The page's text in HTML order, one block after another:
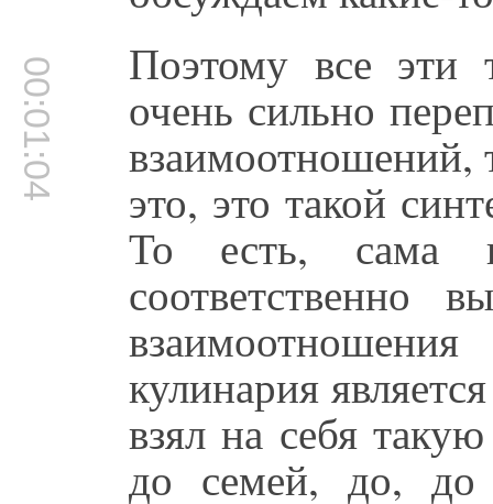
00:01:04 Поэтому все
очень сильно
взаимоотношений,
это, это такой
То есть, сама
соответственно
кулинария
взял на себя
до семей, до, до